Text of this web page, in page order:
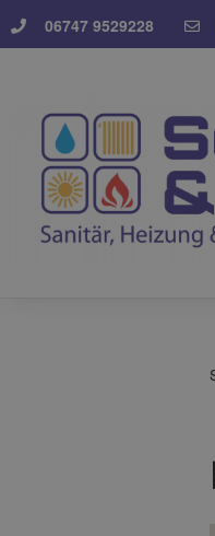
06747 9529228